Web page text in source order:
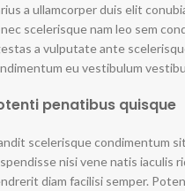
a ullamcorper duis elit
scelerisque nam leo sem
a vulputate ante
eu vestibulum
penatibus quisque
scelerisque condimentum
nisi vene natis iaculis
diam facilisi semper.